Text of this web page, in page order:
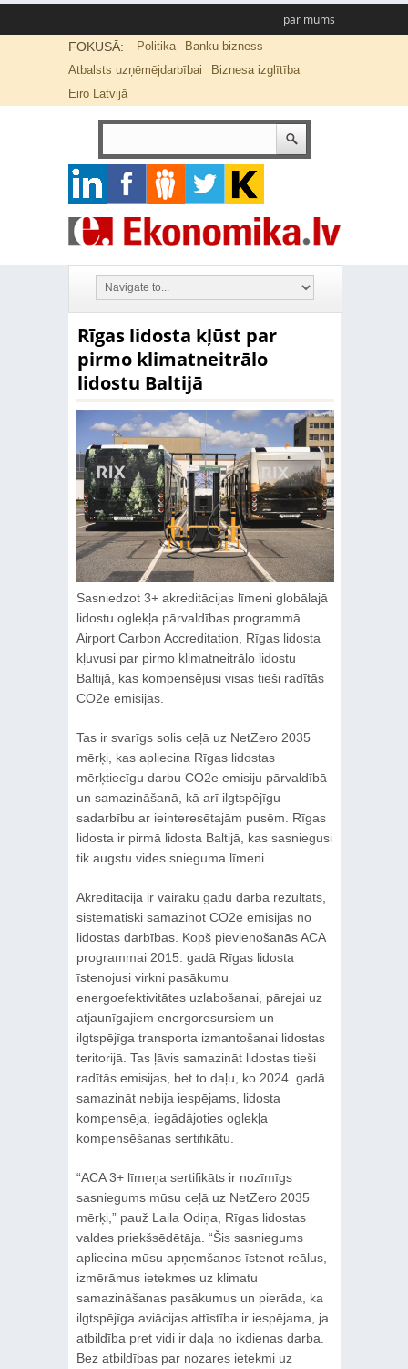
par mums
FOKUSĀ: Politika
Banku bizness
Atbalsts uzņēmējdarbībai
Biznesa izglītība
Eiro Latvijā
Rīgas lidosta kļūst par
pirmo klimatneitrālo
lidostu Baltijā
Sasniedzot 3+ akreditācijas līmeni globālajā
lidostu oglekļa pārvaldības programmā
Airport Carbon Accreditation, Rīgas lidosta
kļuvusi par pirmo klimatneitrālo lidostu
Baltijā, kas kompensējusi visas tieši radītās
CO2e emisijas.
Tas ir svarīgs solis ceļā uz NetZero 2035
mērķi, kas apliecina Rīgas lidostas
mērķtiecīgu darbu CO2e emisiju pārvaldībā
un samazināšanā, kā arī ilgtspējīgu
sadarbību ar ieinteresētajām pusēm. Rīgas
lidosta ir pirmā lidosta Baltijā, kas sasniegusi
tik augstu vides snieguma līmeni.
Akreditācija ir vairāku gadu darba rezultāts,
sistemātiski samazinot CO2e emisijas no
lidostas darbības. Kopš pievienošanās ACA
programmai 2015. gadā Rīgas lidosta
īstenojusi virkni pasākumu
energoefektivitātes uzlabošanai, pārejai uz
atjaunīgajiem energoresursiem un
ilgtspējīga transporta izmantošanai lidostas
teritorijā. Tas ļāvis samazināt lidostas tieši
radītās emisijas, bet to daļu, ko 2024. gadā
samazināt nebija iespējams, lidosta
kompensēja, iegādājoties oglekļa
kompensēšanas sertifikātu.
“ACA 3+ līmeņa sertifikāts ir nozīmīgs
sasniegums mūsu ceļā uz NetZero 2035
mērķi,” pauž Laila Odiņa, Rīgas lidostas
valdes priekšsēdētāja. “Šis sasniegums
apliecina mūsu apņemšanos īstenot reālus,
izmērāmus ietekmes uz klimatu
samazināšanas pasākumus un pierāda, ka
ilgtspējīga aviācijas attīstība ir iespējama, ja
atbildība pret vidi ir daļa no ikdienas darba.
Bez atbildības par nozares ietekmi uz